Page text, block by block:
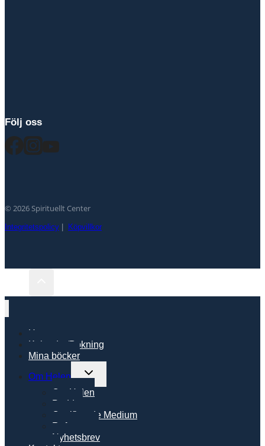
Följ oss
© 2026 Spirituellt Center
Integritetspolicy Köpvillkor
Hem
Kalender/Bokning
Mina böcker
Om Helen
Toggle
menu
Om Helen
Poddar
Certifierade Medium
Referenser
Nyhetsbrev